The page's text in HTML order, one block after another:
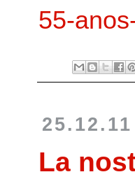
55-
25.12.11
La